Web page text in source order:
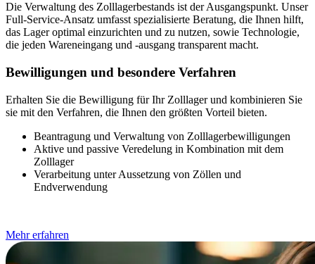
Die Verwaltung des Zolllagerbestands ist der Ausgangspunkt. Unser
Full-Service-Ansatz umfasst spezialisierte Beratung, die Ihnen hilft,
das Lager optimal einzurichten und zu nutzen, sowie Technologie,
die jeden Wareneingang und -ausgang transparent macht.
Bewilligungen und besondere Verfahren
Erhalten Sie die Bewilligung für Ihr Zolllager und kombinieren Sie
sie mit den Verfahren, die Ihnen den größten Vorteil bieten.
Beantragung und Verwaltung von Zolllagerbewilligungen
Aktive und passive Veredelung in Kombination mit dem
Zolllager
Verarbeitung unter Aussetzung von Zöllen und
Endverwendung
Mehr erfahren